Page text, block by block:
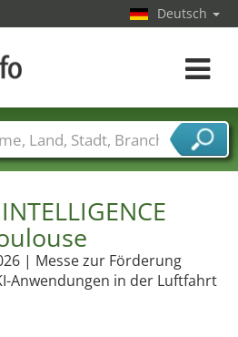
| Messe zur Förderung
Anwendungen in der Luftfahrt
Deutsch
Toggle
Städte
Branchen